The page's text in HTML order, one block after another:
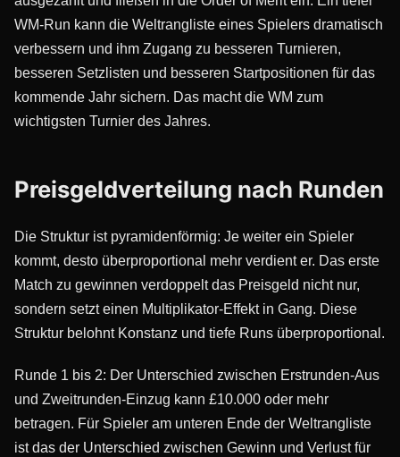
WM-Run kann die Weltrangliste eines Spielers dramatisch
verbessern und ihm Zugang zu besseren Turnieren,
besseren Setzlisten und besseren Startpositionen für das
kommende Jahr sichern. Das macht die WM zum
wichtigsten Turnier des Jahres.
Preisgeldverteilung nach Runden
Die Struktur ist pyramidenförmig: Je weiter ein Spieler
kommt, desto überproportional mehr verdient er. Das erste
Match zu gewinnen verdoppelt das Preisgeld nicht nur,
sondern setzt einen Multiplikator-Effekt in Gang. Diese
Struktur belohnt Konstanz und tiefe Runs überproportional.
Runde 1 bis 2: Der Unterschied zwischen Erstrunden-Aus
und Zweitrunden-Einzug kann £10.000 oder mehr
betragen. Für Spieler am unteren Ende der Weltrangliste
ist das der Unterschied zwischen Gewinn und Verlust für